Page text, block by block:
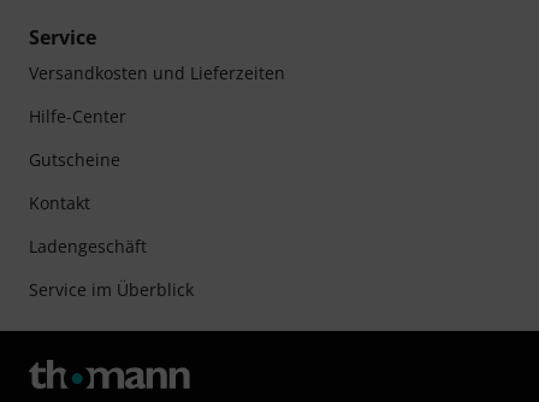
Service
Versandkosten und Lieferzeiten
Hilfe-Center
Gutscheine
Kontakt
Ladengeschäft
Service im Überblick